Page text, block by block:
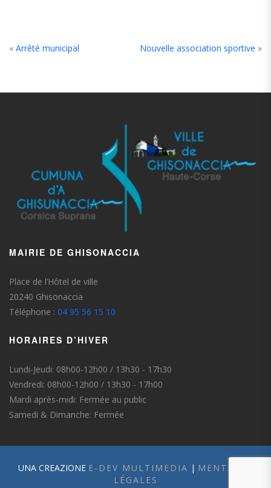
« Arrêté municipal Nouvelle association sportive »
MAIRIE DE GHISONACCIA
Place de l’Hôtel de ville
20240 Ghisonaccia
Téléphone : 04 95 56 15 10
HORAIRES D’HIVER
Lundi-Jeudi: 08h00-12h00 / 13h30 - 17h30
Vendredi: 08h00-12h00 / 13h30 - 17h00
Mardi après-midi: Fermée au public
Samedi & Dimanche: Fermée
UNA CREAZIONE E-DEV MULTIMEDIA | MENTIONS
LÉGALES